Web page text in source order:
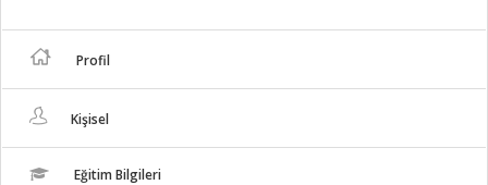
Profil
Kişisel
Eğitim Bilgileri